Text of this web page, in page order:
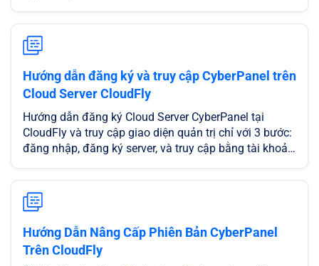
Hướng dẫn đăng ký và truy cập CyberPanel trên
Cloud Server CloudFly
Hướng dẫn đăng ký Cloud Server CyberPanel tại
CloudFly và truy cập giao diện quản trị chỉ với 3 bước:
đăng nhập, đăng ký server, và truy cập bằng tài khoản
Hướng Dẫn Nâng Cấp Phiên Bản CyberPanel
Trên CloudFly